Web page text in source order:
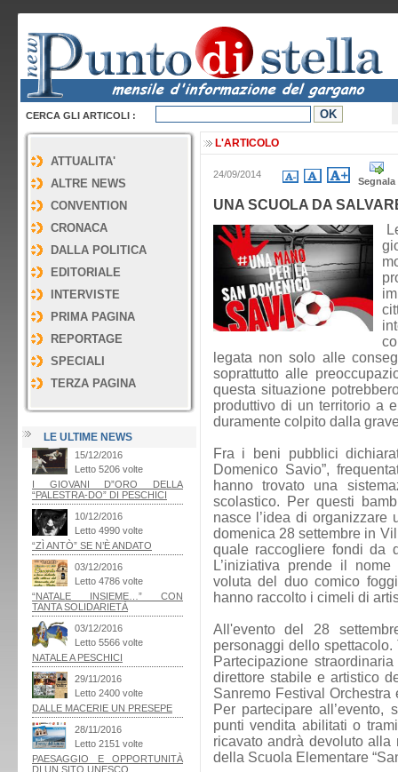
CERCA GLI ARTICOLI :
ATTUALITA'
ALTRE NEWS
CONVENTION
CRONACA
DALLA POLITICA
EDITORIALE
INTERVISTE
PRIMA PAGINA
REPORTAGE
SPECIALI
TERZA PAGINA
LE ULTIME NEWS
L'ARTICOLO
24/09/2014
Segnala
UNA SCUOLA DA
legata non solo alle
soprattutto alle
questa situazione
produttivo di un territorio a
duramente colpito dalla
Fra i beni pubblici
Domenico Savio”,
hanno trovato una
scolastico. Per questi
nasce l’idea di organizzare
domenica 28 settembre in
quale raccogliere fondi da
L’iniziativa prende il
voluta del duo comico
hanno raccolto i cimeli di
All'evento del 28
personaggi dello
Partecipazione
direttore stabile e artistico
Sanremo Festival
Per partecipare
punti vendita abilitati o
ricavato andrà devoluto
della Scuola Elementare